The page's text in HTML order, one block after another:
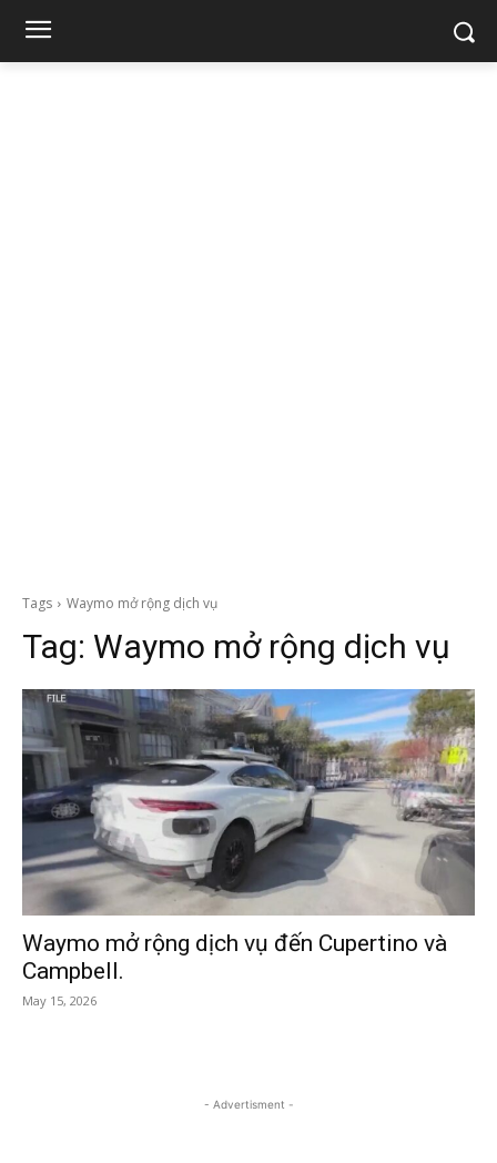
Tags Waymo mở rộng dịch vụ
Tag: Waymo mở rộng dịch vụ
Waymo mở rộng dịch vụ đến Cupertino và
Campbell.
May 15, 2026
- Advertisment -